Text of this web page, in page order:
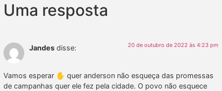
Uma resposta
Jandes disse: 20 de outubro de 2022 às 4:23 pm
Vamos esperar ✋️ quer anderson não esqueça das promessas
de campanhas quer ele fez pela cidade. O povo não esquece